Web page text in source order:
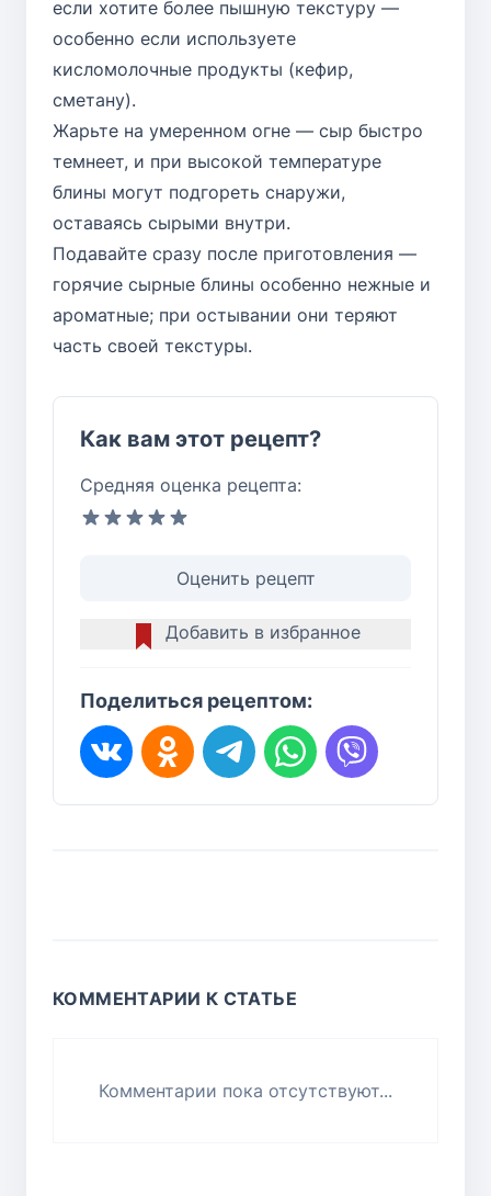
если хотите более пышную текстуру —
особенно если используете
кисломолочные продукты (кефир,
сметану).
Жарьте на умеренном огне — сыр быстро
темнеет, и при высокой температуре
блины могут подгореть снаружи,
оставаясь сырыми внутри.
Подавайте сразу после приготовления —
горячие сырные блины особенно нежные и
ароматные; при остывании они теряют
часть своей текстуры.
Как вам этот рецепт?
Средняя оценка рецепта:
Оценить рецепт
Добавить в избранное
Поделиться рецептом:
КОММЕНТАРИИ К СТАТЬЕ
Комментарии пока отсутствуют...